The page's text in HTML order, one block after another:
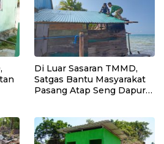
Di Luar Sasaran TMMD,
Satgas Bantu Masyarakat
Pasang Atap Seng Dapur